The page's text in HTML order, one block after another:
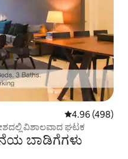
5 ರಲ್ಲಿ 4.96
4.96 (498)
ವಿಶಾಲವಾದ ಘಟಕ
ಬಾಡಿಗೆಗಳು